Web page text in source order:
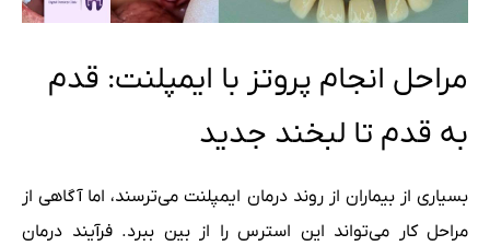
مراحل انجام پروتز با ایمپلنت: قدم
به قدم تا لبخند جدید
بسیاری از بیماران از روند درمان ایمپلنت می‌ترسند، اما آگاهی از
مراحل کار می‌تواند این استرس را از بین ببرد. فرآیند درمان